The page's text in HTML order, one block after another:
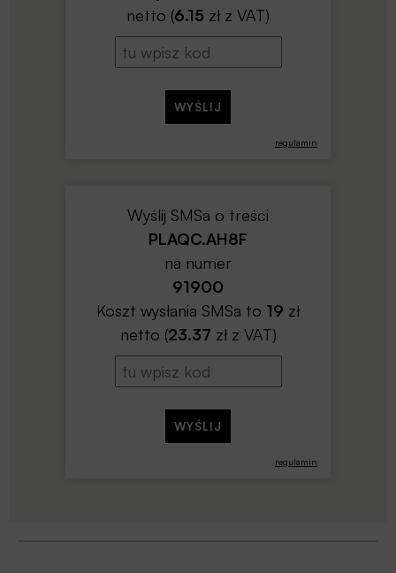
regulamin
netto (6.15 zł z VAT)
regulamin
Wyślij SMSa o treści
PLAQC.AH8F
na numer
91900
Koszt wysłania SMSa to 19 zł
netto (23.37 zł z VAT)